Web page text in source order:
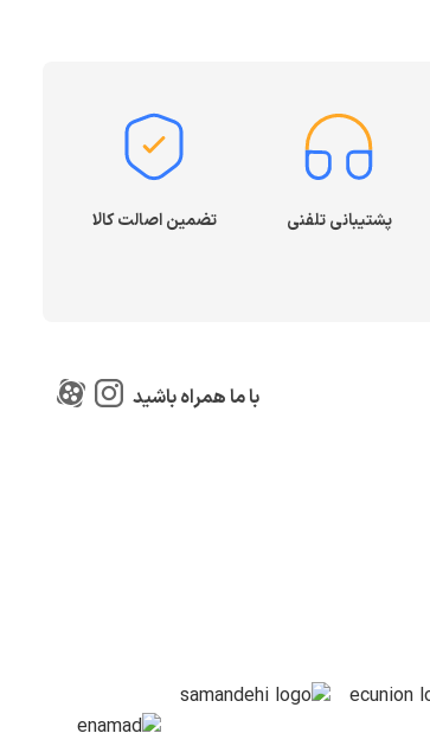
پشتیبانی تلفنی تضمین اصالت کالا
با ما همراه باشید